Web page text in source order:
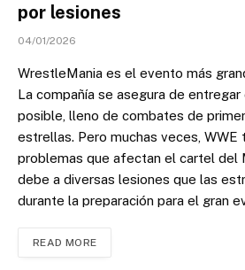
por lesiones
04/01/2026
WrestleMania es el evento más
La compañía se asegura de
posible, lleno de combates de
estrellas. Pero muchas veces, WWE
problemas que afectan el cartel del
debe a diversas lesiones que las
durante la preparación para el gran
READ MORE